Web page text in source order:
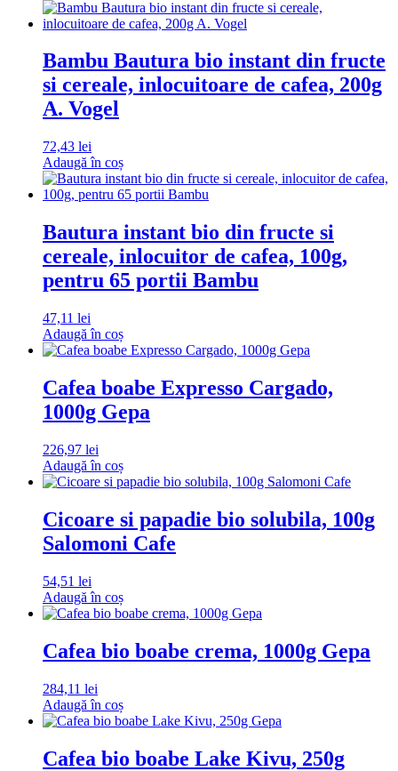
Bambu Bautura bio instant din fructe
si cereale, inlocuitoare de cafea, 200g
A. Vogel
72,43 lei
Adaugă în coș
Bautura instant bio din fructe si
cereale, inlocuitor de cafea, 100g,
pentru 65 portii Bambu
47,11 lei
Adaugă în coș
Cafea boabe Expresso Cargado,
1000g Gepa
226,97 lei
Adaugă în coș
Cicoare si papadie bio solubila, 100g
Salomoni Cafe
54,51 lei
Adaugă în coș
Cafea bio boabe crema, 1000g Gepa
284,11 lei
Adaugă în coș
Cafea bio boabe Lake Kivu, 250g